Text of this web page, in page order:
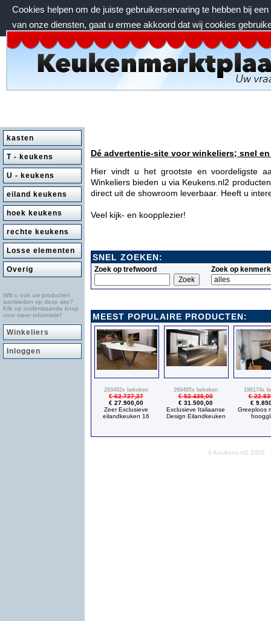
Cookies helpen om de juiste gebruikerservaring te hebben bij
van onze diensten, gaat u ermee akkoord dat wij cookies
vrijdag 7 augustus 2026, 19:51 uur
kasten
T - keukens
U - keukens
eiland keukens
hoek keukens
rechte keukens
Losse elementen
Overig
Wilt u ook uw producten
aanbieden op deze site?
Klik op onderstaande knop
voor meer informatie!
Winkeliers
Inloggen
Dé advertentie-site voor winkeliers; snel
Hier vindt u het grootste en voordeligste
Winkeliers bieden u via Keukens.nl2
direct uit de showroom leverbaar. Heeft u
Veel kijk- en koopplezier!
SNEL ZOEKEN:
Zoek op trefwoord Zoek op kenmerk
MEEST POPULAIRE PRODUCTEN:
293492x bekeken
€ 62.727,27
€ 27.900,00
Zeer Exclusieve
eilandkeuken 16
269485x bekeken
€ 52.435,00
€ 31.500,00
Exclusieve Italiaanse
Design Eilandkeuken
196174x
€
€
Greeploos
© Keukens.nl2